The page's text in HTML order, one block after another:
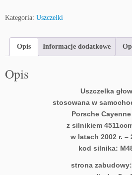
Kategoria: Uszczelki
Opis Informacje dodatkowe
Opis
Uszczelka
stosowana w
Porsche Cayenne
z silnikiem
w latach 2002 r. –
kod silnika:
strona